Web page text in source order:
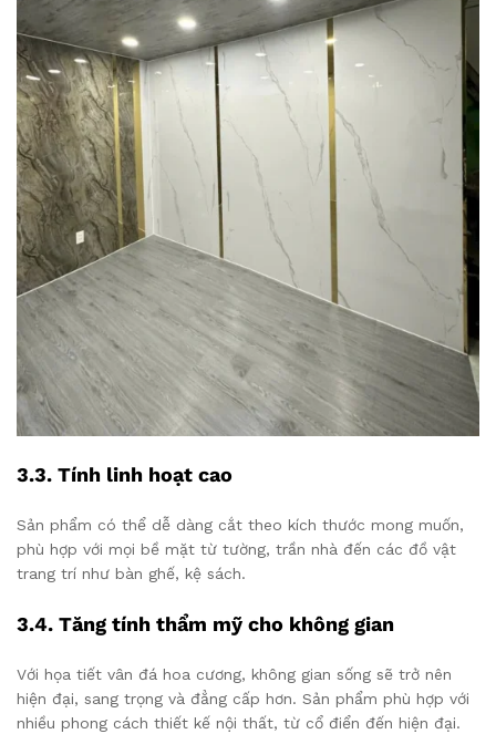
3.3. Tính linh hoạt cao
Sản phẩm có thể dễ dàng cắt theo kích thước mong muốn,
phù hợp với mọi bề mặt từ tường, trần nhà đến các đồ vật
trang trí như bàn ghế, kệ sách.
3.4. Tăng tính thẩm mỹ cho không gian
Với họa tiết vân đá hoa cương, không gian sống sẽ trở nên
hiện đại, sang trọng và đẳng cấp hơn. Sản phẩm phù hợp với
nhiều phong cách thiết kế nội thất, từ cổ điển đến hiện đại.